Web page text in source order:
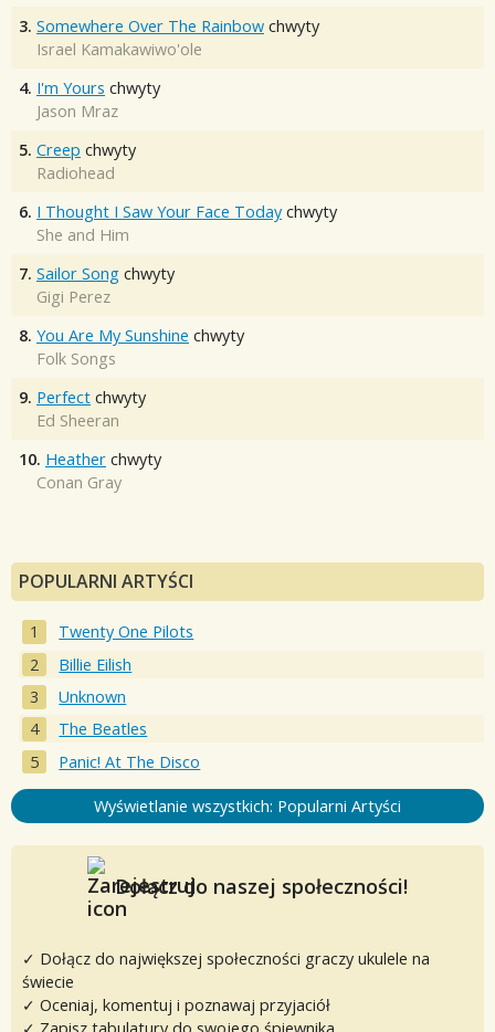
3. Somewhere Over The Rainbow chwyty
Israel Kamakawiwo'ole
4. I'm Yours chwyty
Jason Mraz
5. Creep chwyty
Radiohead
6. I Thought I Saw Your Face Today chwyty
She and Him
7. Sailor Song chwyty
Gigi Perez
8. You Are My Sunshine chwyty
Folk Songs
9. Perfect chwyty
Ed Sheeran
10. Heather chwyty
Conan Gray
POPULARNI ARTYŚCI
Twenty One Pilots
Billie Eilish
Unknown
The Beatles
Panic! At The Disco
Wyświetlanie wszystkich: Popularni Artyści
Dołącz do naszej społeczności!
✓ Dołącz do największej społeczności graczy ukulele na
świecie
✓ Oceniaj, komentuj i poznawaj przyjaciół